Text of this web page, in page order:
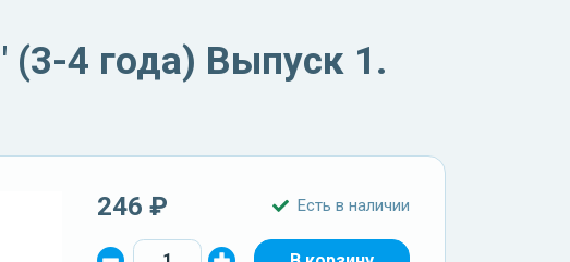
(3-4 года) Выпуск 1.
246 ₽ Есть в наличии